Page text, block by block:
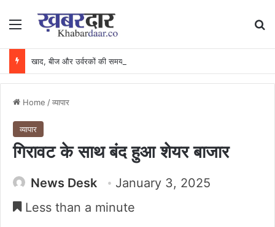
Menu
Home /व्यापार
व्यापार
गिरावट के साथ बंद हुआ शेयर बाजार
News Desk
January 3, 2025
Less than a minute